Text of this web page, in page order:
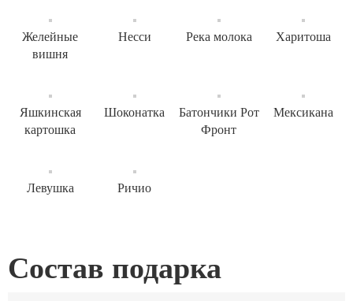
Желейные
вишня
Несси Река молока Харитоша
Яшкинская
картошка
Шоконатка
Батончики Рот
Фронт
Мексикана
Левушка Ричио
Состав подарка